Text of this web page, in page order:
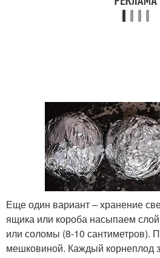
Еще один вариант – хранение
ящика или короба насыпаем слой
или соломы (8-10 сантиметров).
мешковиной. Каждый корнеплод